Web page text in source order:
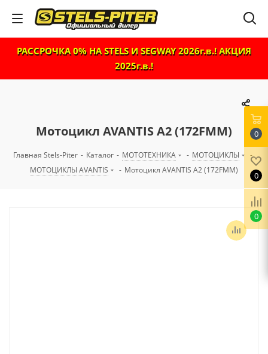
РАССРОЧКА 0% НА STELS И SEGWAY 2026г.в.! АКЦИЯ
2025г.в.!
Мотоцикл AVANTIS A2 (172FMM)
Главная Stels-Piter - Каталог - МОТОТЕХНИКА - МОТОЦИКЛЫ
-
МОТОЦИКЛЫ AVANTIS
- Мотоцикл AVANTIS A2 (172FMM)
0
0
0